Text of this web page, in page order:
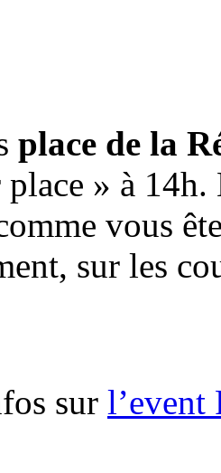
place de la
place » à
vous
sur les
sur l’event